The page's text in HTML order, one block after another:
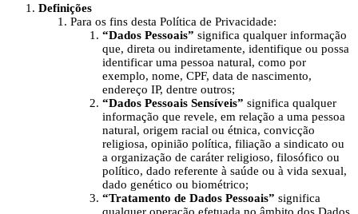
Definições
Para os fins desta Política de Privacidade:
“Dados Pessoais” significa qualquer informação
que, direta ou indiretamente, identifique ou possa
identificar uma pessoa natural, como por
exemplo, nome, CPF, data de nascimento,
endereço IP, dentre outros;
“Dados Pessoais Sensíveis” significa qualquer
informação que revele, em relação a uma pessoa
natural, origem racial ou étnica, convicção
religiosa, opinião política, filiação a sindicato ou
a organização de caráter religioso, filosófico ou
político, dado referente à saúde ou à vida sexual,
dado genético ou biométrico;
“Tratamento de Dados Pessoais” significa
qualquer operação efetuada no âmbito dos Dados